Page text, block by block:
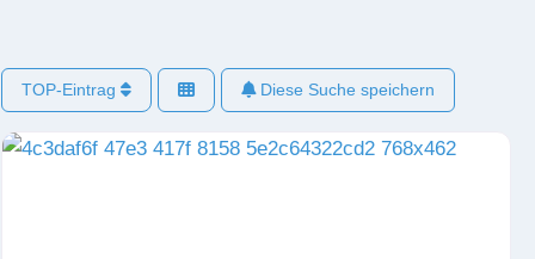
TOP-Eintrag Diese Suche speichern